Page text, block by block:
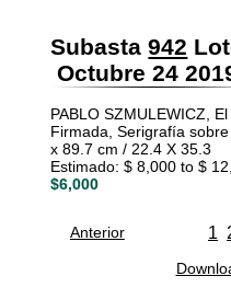
Subasta 942
Octubre 24
PABLO SZMULEWICZ,
Firmada, Serigrafía
x 89.7 cm / 22.4 X 35.3
Estimado: $ 8,000 to $
$6,000
1
Anterior